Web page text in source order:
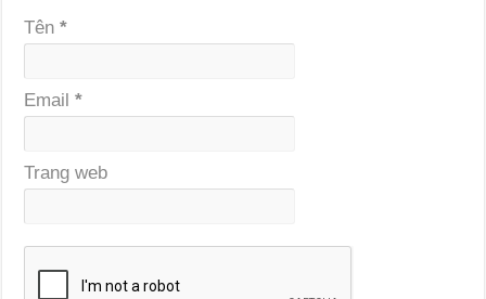
Tên*
Email*
Trang web